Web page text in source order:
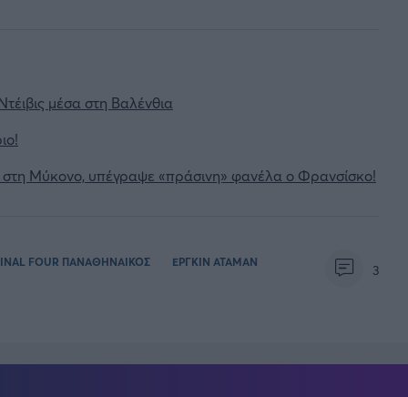
μέσα στη Βαλένθια
Μύκονο, υπέγραψε «πράσινη» φανέλα ο Φρανσίσκο!
FOUR ΠΑΝΑΘΗΝΑΙΚΟΣ ΕΡΓΚΙΝ ΑΤΑΜΑΝ 3